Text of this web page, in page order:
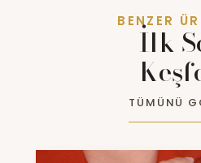
BENZER
İlk
TÜMÜNÜ